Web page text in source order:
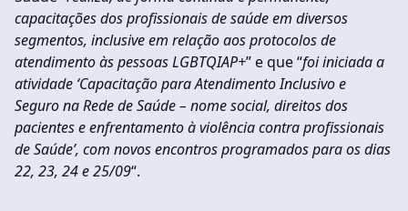
capacitações dos profissionais de saúde em diversos
segmentos, inclusive em relação aos protocolos de
atendimento às pessoas LGBTQIAP+” e que “foi iniciada a
atividade ‘Capacitação para Atendimento Inclusivo e
Seguro na Rede de Saúde – nome social, direitos dos
pacientes e enfrentamento à violência contra profissionais
de Saúde’, com novos encontros programados para os dias
22, 23, 24 e 25/09“.